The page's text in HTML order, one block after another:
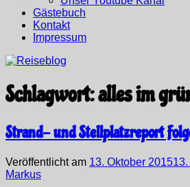
Gästebuch
Kontakt
Impressum
Schlagwort:alles im
Strand- und Stellplatzreport
Veröffentlicht am 13. Oktober 2015
Markus